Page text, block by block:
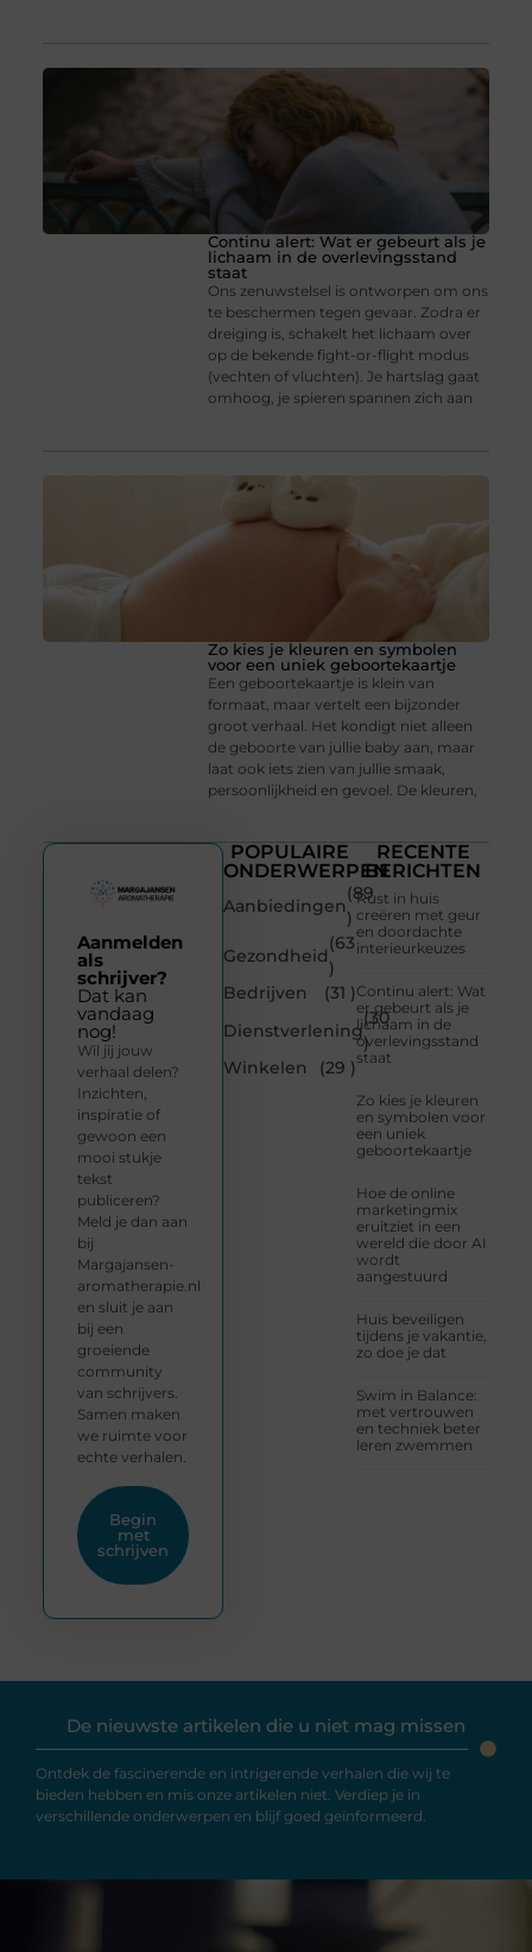
Continu alert: Wat er gebeurt als je
lichaam in de overlevingsstand
staat
Ons zenuwstelsel is ontworpen om ons
te beschermen tegen gevaar. Zodra er
dreiging is, schakelt het lichaam over
op de bekende fight-or-flight modus
(vechten of vluchten). Je hartslag gaat
omhoog, je spieren spannen zich aan
Zo kies je kleuren en symbolen
voor een uniek geboortekaartje
Een geboortekaartje is klein van
formaat, maar vertelt een bijzonder
groot verhaal. Het kondigt niet alleen
de geboorte van jullie baby aan, maar
laat ook iets zien van jullie smaak,
persoonlijkheid en gevoel. De kleuren,
POPULAIRE
ONDERWERPEN
Aanbiedingen
(89
)
Gezondheid
(63
)
Bedrijven
(31 )
Dienstverlening
(30
)
Winkelen
(29 )
RECENTE
BERICHTEN
Rust in huis
creëren met geur
en doordachte
interieurkeuzes
Continu alert: Wat
er gebeurt als je
lichaam in de
overlevingsstand
staat
Zo kies je kleuren
en symbolen voor
een uniek
geboortekaartje
Hoe de online
marketingmix
eruitziet in een
wereld die door AI
wordt
aangestuurd
Huis beveiligen
tijdens je vakantie,
zo doe je dat
Swim in Balance:
met vertrouwen
en techniek beter
leren zwemmen
Aanmelden
als
schrijver?
Dat kan
vandaag
nog!
Wil jij jouw
verhaal delen?
Inzichten,
inspiratie of
gewoon een
mooi stukje
tekst
publiceren?
Meld je dan aan
bij
Margajansen-
aromatherapie.nl
en sluit je aan
bij een
groeiende
community
van schrijvers.
Samen maken
we ruimte voor
echte verhalen.
Begin
met
schrijven
De nieuwste artikelen die u niet mag missen
Ontdek de fascinerende en intrigerende verhalen die wij te
bieden hebben en mis onze artikelen niet. Verdiep je in
verschillende onderwerpen en blijf goed geïnformeerd.